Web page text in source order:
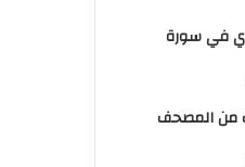
في سورة
من المصحف